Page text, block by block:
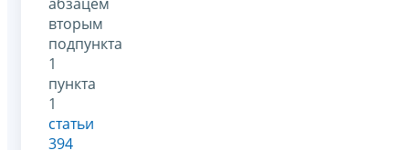
вторым
подпункта
1
пункта
1
статьи
394